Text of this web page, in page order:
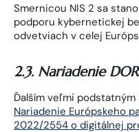
Smernicou NIS 2 sa
podporu kybernetickej
odvetviach v celej
2.3. Nariadenie
Ďalším veľmi
Nariadenie Európskeho
2022/2554 o digitálnej